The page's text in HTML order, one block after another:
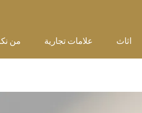
من علامات تجارية اثاث